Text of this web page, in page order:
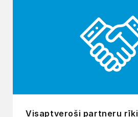
Visaptveroši partneru rīki